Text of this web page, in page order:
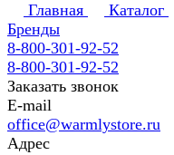
Главная
Каталог
Бренды
8-800-301-92-52
8-800-301-92-52
Заказать звонок
E-mail
office@warmlystore.ru
Адрес